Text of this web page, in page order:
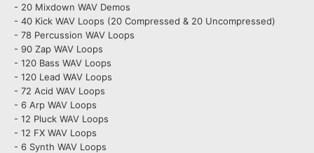
- 20 Mixdown WAV Demos
- 40 Kick WAV Loops (20 Compressed & 20 Uncompressed)
- 78 Percussion WAV Loops
- 90 Zap WAV Loops
- 120 Bass WAV Loops
- 120 Lead WAV Loops
- 72 Acid WAV Loops
- 6 Arp WAV Loops
- 12 Pluck WAV Loops
- 12 FX WAV Loops
- 6 Synth WAV Loops